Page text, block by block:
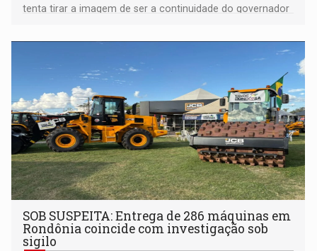
tenta tirar a imagem de ser a continuidade do governador
não ter entrado no modo eleição; ABAV faz evento em
SOB SUSPEITA: Entrega de 286 máquinas em
Rondônia coincide com investigação sob
sigilo